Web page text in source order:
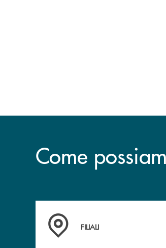
Come
Trova la filiale più vicina a te
FILIALI